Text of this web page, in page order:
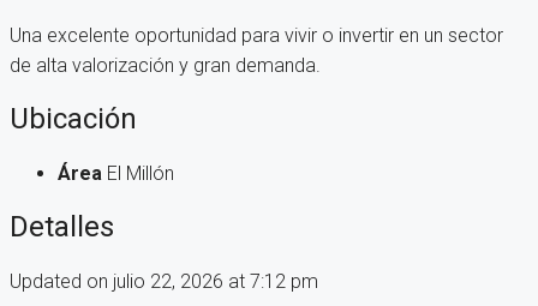
Una excelente oportunidad para vivir o invertir en un sector
de alta valorización y gran demanda.
Ubicación
Área El Millón
Detalles
Updated on julio 22, 2026 at 7:12 pm